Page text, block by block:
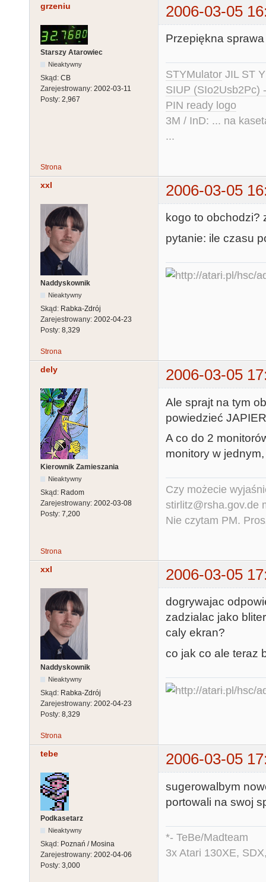
grzeniu 2006-03-05
Starszy Atarowiec
Nieaktywny
Skąd: CB
Zarejestrowany: 2002-03-11
Posty: 2,967
Przepiękna sprawa
STYMulator JIL ST
SIUP (SIo2Usb2Pc)
PIN ready logo
3M / InD: ... na
...
Strona
xxl 2006-03-05
Naddyskownik
Nieaktywny
Skąd: Rabka-Zdrój
Zarejestrowany: 2002-04-23
Posty: 8,329
kogo to obchodzi?
pytanie: ile czasu
Strona
dely 2006-03-05
Kierownik Zamieszania
Nieaktywny
Skąd: Radom
Zarejestrowany: 2002-03-08
Posty: 7,200
Ale sprajt na tym
powiedzieć
A co do 2
monitory w
Czy możecie
stirlitz@rsha.gov.de
Nie czytam PM.
Strona
xxl 2006-03-05
Naddyskownik
Nieaktywny
Skąd: Rabka-Zdrój
Zarejestrowany: 2002-04-23
Posty: 8,329
dogrywajac
zadzialac jako
caly ekran?
co jak co ale teraz
Strona
tebe 2006-03-05
Podkasetarz
Nieaktywny
Skąd: Poznań / Mosina
Zarejestrowany: 2002-04-06
Posty: 3,000
sugerowalbym
portowali na swoj
*- TeBe/Madteam
3x Atari 130XE,